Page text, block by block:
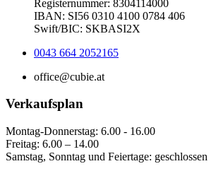
Registernummer: 8304114000
IBAN: SI56 0310 4100 0784 406
Swift/BIC: SKBASI2X
0043 664 2052165
office@cubie.at
Verkaufsplan
Montag-Donnerstag: 6.00 - 16.00
Freitag: 6.00 – 14.00
Samstag, Sonntag und Feiertage: geschlossen